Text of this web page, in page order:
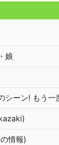
娘
シーン! もう一
情報)